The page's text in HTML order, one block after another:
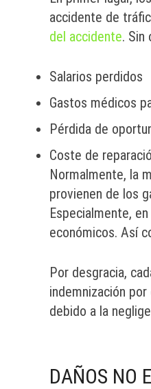
accidente de
del accidente. Sin
Salarios perdidos
Gastos médicos
Pérdida de
Coste de
Normalmente, la
provienen de los
Especialmente,
económicos. Así
Por desgracia,
indemnización
debido a la
DAÑOS NO